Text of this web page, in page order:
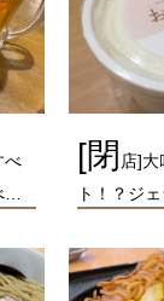
べ
…
[閉 店]大
ト！？ジ